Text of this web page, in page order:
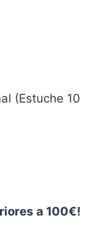
(Estuche 10
a 100€!